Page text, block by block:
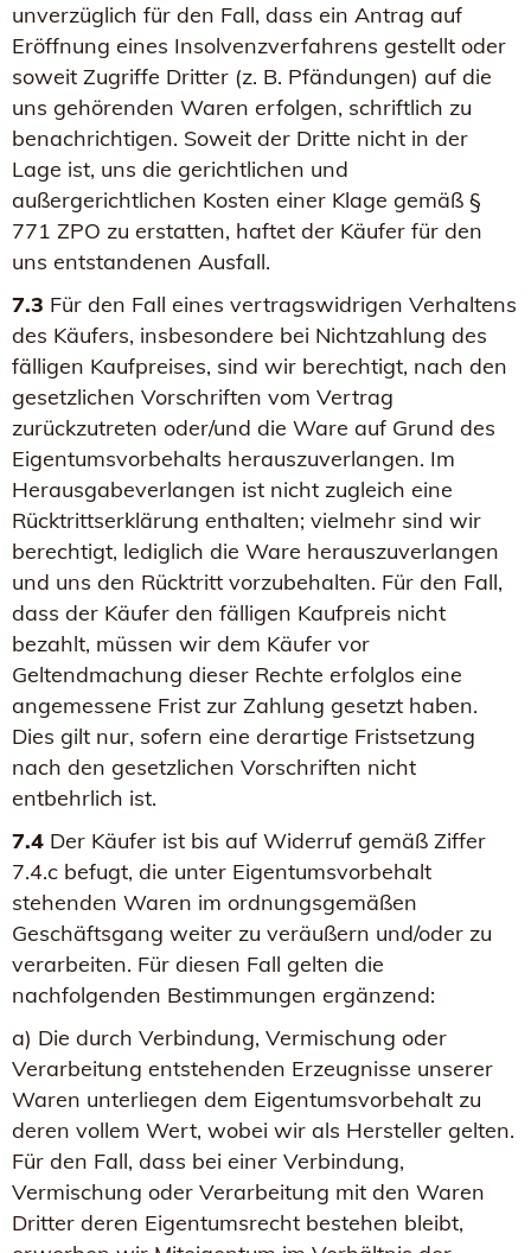
unverzüglich für den Fall, dass ein Antrag auf
Eröffnung eines Insolvenzverfahrens gestellt oder
soweit Zugriffe Dritter (z. B. Pfändungen) auf die
uns gehörenden Waren erfolgen, schriftlich zu
benachrichtigen. Soweit der Dritte nicht in der
Lage ist, uns die gerichtlichen und
außergerichtlichen Kosten einer Klage gemäß §
771 ZPO zu erstatten, haftet der Käufer für den
uns entstandenen Ausfall.
7.3 Für den Fall eines vertragswidrigen Verhaltens
des Käufers, insbesondere bei Nichtzahlung des
fälligen Kaufpreises, sind wir berechtigt, nach den
gesetzlichen Vorschriften vom Vertrag
zurückzutreten oder/und die Ware auf Grund des
Eigentumsvorbehalts herauszuverlangen. Im
Herausgabeverlangen ist nicht zugleich eine
Rücktrittserklärung enthalten; vielmehr sind wir
berechtigt, lediglich die Ware herauszuverlangen
und uns den Rücktritt vorzubehalten. Für den Fall,
dass der Käufer den fälligen Kaufpreis nicht
bezahlt, müssen wir dem Käufer vor
Geltendmachung dieser Rechte erfolglos eine
angemessene Frist zur Zahlung gesetzt haben.
Dies gilt nur, sofern eine derartige Fristsetzung
nach den gesetzlichen Vorschriften nicht
entbehrlich ist.
7.4 Der Käufer ist bis auf Widerruf gemäß Ziffer
7.4.c befugt, die unter Eigentumsvorbehalt
stehenden Waren im ordnungsgemäßen
Geschäftsgang weiter zu veräußern und/oder zu
verarbeiten. Für diesen Fall gelten die
nachfolgenden Bestimmungen ergänzend:
a) Die durch Verbindung, Vermischung oder
Verarbeitung entstehenden Erzeugnisse unserer
Waren unterliegen dem Eigentumsvorbehalt zu
deren vollem Wert, wobei wir als Hersteller gelten.
Für den Fall, dass bei einer Verbindung,
Vermischung oder Verarbeitung mit den Waren
Dritter deren Eigentumsrecht bestehen bleibt,